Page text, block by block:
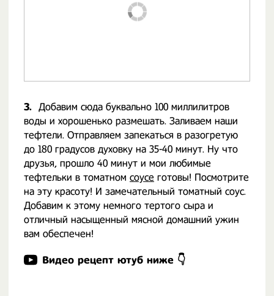
3. Добавим сюда буквально 100 миллилитров
воды и хорошенько размешать. Заливаем наши
тефтели. Отправляем запекаться в разогретую
до 180 градусов духовку на 35-40 минут. Ну что
друзья, прошло 40 минут и мои любимые
тефтельки в томатном соусе готовы! Посмотрите
на эту красоту! И замечательный томатный соус.
Добавим к этому немного тертого сыра и
отличный насыщенный мясной домашний ужин
вам обеспечен!
Видео рецепт ютуб ниже 👇